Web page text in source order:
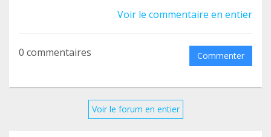
Voir le commentaire en entier
0 commentaires Commenter
Voir le forum en entier